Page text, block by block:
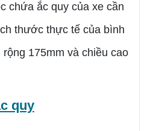
chứa ắc quy của xe cần
thước thực tế của bình
rộng 175mm và chiều cao
quy